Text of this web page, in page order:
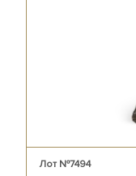
Лот №7494